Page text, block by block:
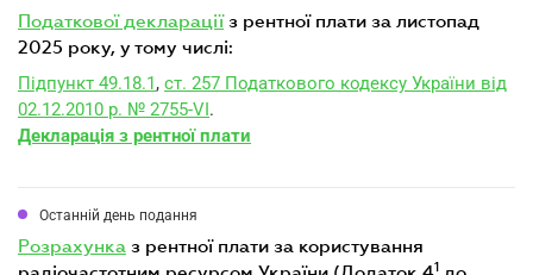
податкової декларації з рентної плати за листопад
2025 року, у тому числі:
Підпункт 49.18.1, ст. 257 Податкового кодексу України від
02.12.2010 р. № 2755-VI.
Декларація з рентної плати
Останній день подання
розрахунка з рентної плати за користування
1